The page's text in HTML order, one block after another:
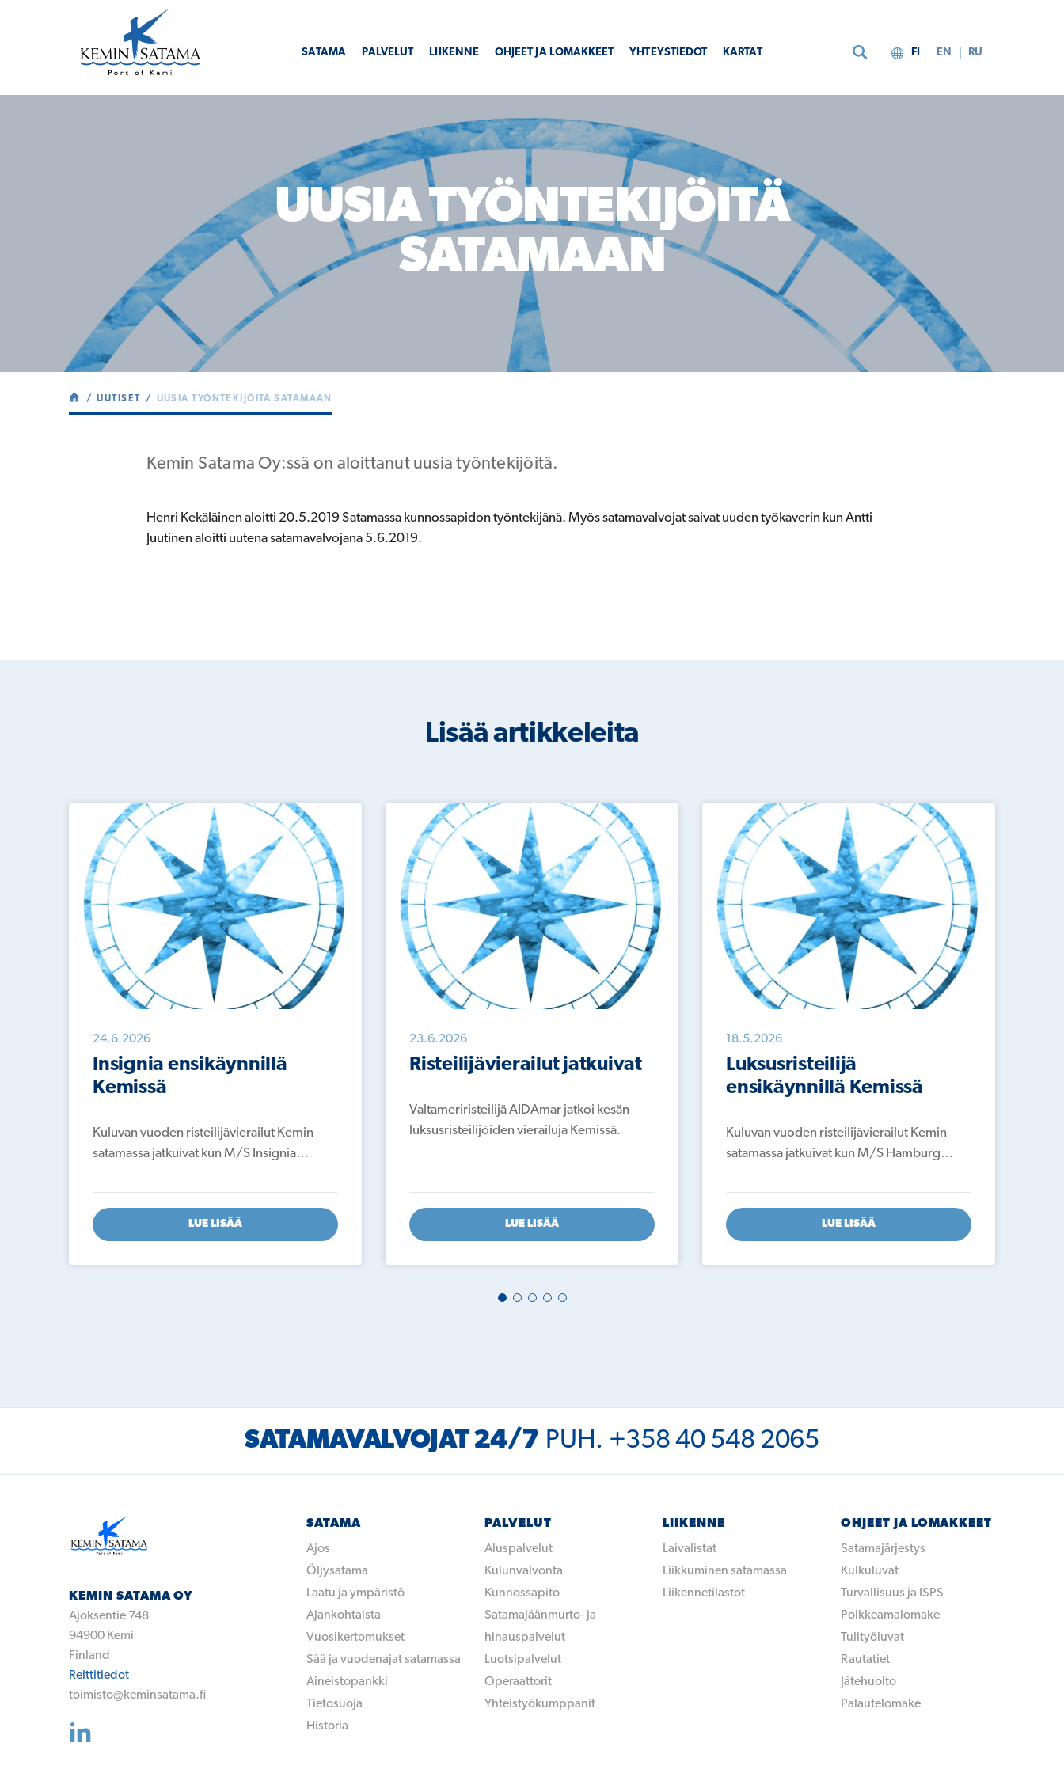
SATAMA PALVELUT LIIKENNE OHJEET JA LOMAKKEET YHTEYSTIEDOT KARTAT FI EN RU
UUSIA TYÖNTEKIJÖITÄ
SATAMAAN
UUTISET UUSIA TYÖNTEKIJÖITÄ SATAMAAN
Kemin Satama Oy:ssä on aloittanut uusia työntekijöitä.
Henri Kekäläinen aloitti 20.5.2019 Satamassa kunnossapidon työntekijänä. Myös satamavalvojat saivat uuden työkaverin kun Antti
Juutinen aloitti uutena satamavalvojana 5.6.2019.
Lisää artikkeleita
24.6.2026
Insignia ensikäynnillä
Kemissä
Kuluvan vuoden risteilijävierailut Kemin
satamassa jatkuivat kun M/S Insignia…
LUE LISÄÄ
23.6.2026
Risteilijävierailut jatkuivat
Valtameriristeilijä AIDAmar jatkoi kesän
luksusristeilijöiden vierailuja Kemissä.
LUE LISÄÄ
18.5.2026
Luksusristeilijä
ensikäynnillä Kemissä
Kuluvan vuoden risteilijävierailut Kemin
satamassa jatkuivat kun M/S Hamburg…
LUE LISÄÄ
SATAMAVALVOJAT 24/7 PUH. +358 40 548 2065
KEMIN SATAMA OY
Ajoksentie 748
94900 Kemi
Finland
Reittitiedot
toimisto@keminsatama.fi
SATAMA
Ajos
Öljysatama
Laatu ja ympäristö
Ajankohtaista
Vuosikertomukset
Sää ja vuodenajat satamassa
Aineistopankki
Tietosuoja
Historia
PALVELUT
Aluspalvelut
Kulunvalvonta
Kunnossapito
Satamajäänmurto- ja
hinauspalvelut
Luotsipalvelut
Operaattorit
Yhteistyökumppanit
LIIKENNE
Laivalistat
Liikkuminen satamassa
Liikennetilastot
OHJEET JA LOMAKKEET
Satamajärjestys
Kulkuluvat
Turvallisuus ja ISPS
Poikkeamalomake
Tulityöluvat
Rautatiet
Jätehuolto
Palautelomake